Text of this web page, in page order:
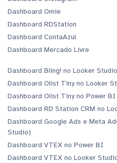
Dashboard Omie
Dashboard RDStation
Dashboard ContaAzul
Dashboard Mercado Livre
Dashboard Bling! no Looker
Dashboard Olist Tiny no Looker
Dashboard Olist Tiny no Power BI
Dashboard RD Station CRM no
Dashboard Google Ads e Meta
Studio)
Dashboard VTEX no Power BI
Dashboard VTEX no Looker